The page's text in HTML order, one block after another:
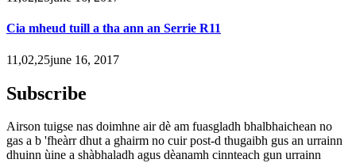
Cia mheud tuill a tha ann an Serrie R11
11,02,25june 16, 2017
Subscribe
Airson tuigse nas doimhne air dè am fuasgladh bhalbhaichean no
gas a b 'fheàrr dhut a ghairm no cuir post-d thugaibh gus an urrainn
dhuinn ùine a shàbhaladh agus dèanamh cinnteach gun urrainn